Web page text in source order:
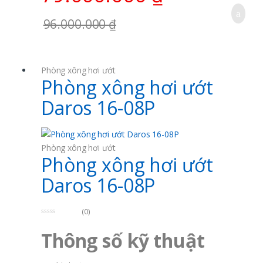
Áp lực thường: 0,2 ÷ 0,4 MPA
Gọi cho chúng tôi 24/7!
0982930059 | 0936559606 | Mr Tuân
96.000.000₫
Phòng xông hơi ướt
Phòng xông hơi ướt
Daros 16-08P
Phòng xông hơi ướt
Phòng xông hơi ướt
Daros 16-08P
u
(0)
Thông số kỹ thuật